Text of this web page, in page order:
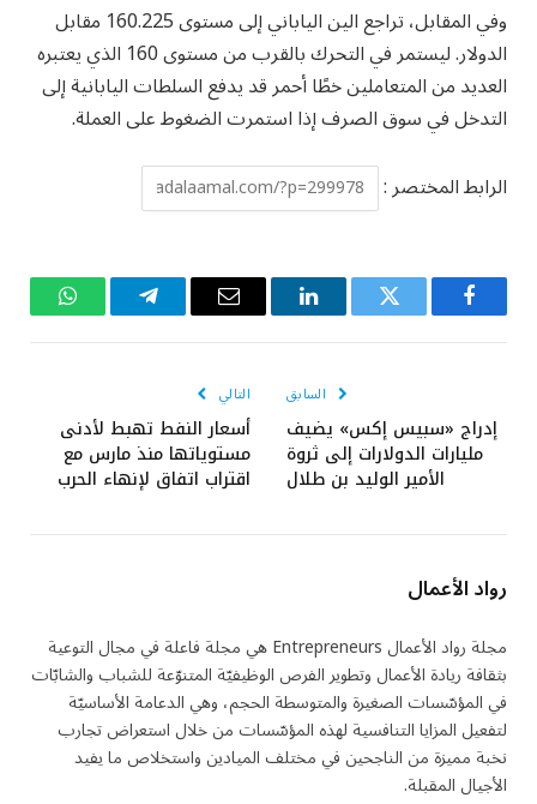
وفي المقابل، تراجع الين الياباني إلى مستوى 160.225 مقابل
الدولار. ليستمر في التحرك بالقرب من مستوى 160 الذي يعتبره
العديد من المتعاملين خطًا أحمر قد يدفع السلطات اليابانية إلى
التدخل في سوق الصرف إذا استمرت الضغوط على العملة.
الرابط المختصر :
فيسبوك تويتر لينكدإن
البريد
تيلقرام واتساب
السابق
إدراج «سبيس إكس» يضيف
مليارات الدولارات إلى ثروة
الأمير الوليد بن طلال
التالي
أسعار النفط تهبط لأدنى
مستوياتها منذ مارس مع
اقتراب اتفاق لإنهاء الحرب
رواد الأعمال
مجلة رواد الأعمال Entrepreneurs هي مجلة فاعلة في مجال التوعية
بثقافة ريادة الأعمال وتطوير الفرص الوظيفيّة المتنوّعة للشباب والشابّات
في المؤسّسات الصغيرة والمتوسطة الحجم، وهي الدعامة الأساسيّة
لتفعيل المزايا التنافسية لهذه المؤسّسات من خلال استعراض تجارب
نخبة مميزة من الناجحين في مختلف الميادين واستخلاص ما يفيد
الأجيال المقبلة.